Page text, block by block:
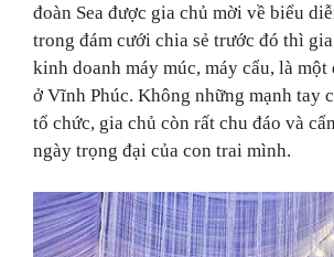
đoàn Sea được gia chủ mời về biểu
trong đám cưới chia sẻ trước đó thì
kinh doanh máy múc, máy cẩu, là
ở Vĩnh Phúc. Không những mạnh tay
tổ chức, gia chủ còn rất chu đáo và
ngày trọng đại của con trai mình.